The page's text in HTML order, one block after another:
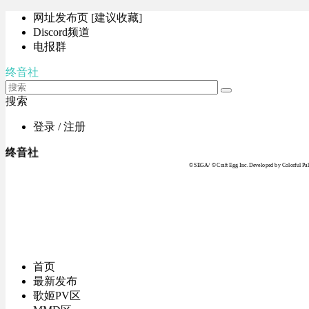
网址发布页 [建议收藏]
Discord频道
电报群
终音社
搜索
登录 / 注册
终音社
© SEGA / © Craft Egg Inc. Developed by Colorful
首页
最新发布
歌姬PV区